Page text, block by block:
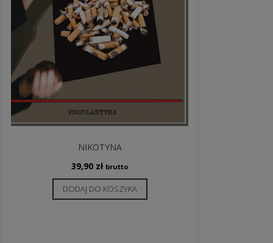
NIKOTYNA
39,90 zł brutto
DODAJ DO KOSZYKA